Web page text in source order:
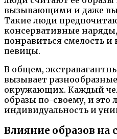
вызывающими и даже
Такие люди
консервативные
понравиться смелость и
певицы.
В общем,
вызывает
окружающих. Каждый
образы по-своему, и это
индивидуальность и
Влияние образов на